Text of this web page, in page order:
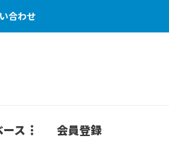
合わせ
ース 会員登録